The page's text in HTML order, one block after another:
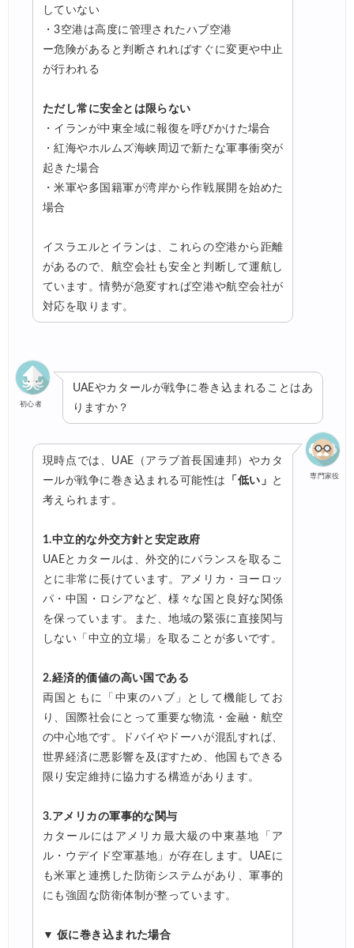
していない
・3空港は高度に管理されたハブ空港
ー危険があると判断されればすぐに変更や中止
が行われる
ただし常に安全とは限らない
・イランが中東全域に報復を呼びかけた場合
・紅海やホルムズ海峡周辺で新たな軍事衝突が
起きた場合
・米軍や多国籍軍が湾岸から作戦展開を始めた
場合
イスラエルとイランは、これらの空港から距離
があるので、航空会社も安全と判断して運航し
ています。情勢が急変すれば空港や航空会社が
対応を取ります。
初心者
UAEやカタールが戦争に巻き込まれることはあ
りますか？
専門家役
現時点では、UAE（アラブ首長国連邦）やカタ
ールが戦争に巻き込まれる可能性は
「低い」 と
考えられます。
1.中立的な外交方針と安定政府
UAEとカタールは、外交的にバランスを取るこ
とに非常に長けています。アメリカ・ヨーロッ
パ・中国・ロシアなど、様々な国と良好な関係
を保っています。また、地域の緊張に直接関与
しない「中立的立場」を取ることが多いです。
2.経済的価値の高い国である
両国ともに「中東のハブ」として機能してお
り、国際社会にとって重要な物流・金融・航空
の中心地です。ドバイやドーハが混乱すれば、
世界経済に悪影響を及ぼすため、他国もできる
限り安定維持に協力する構造があります。
3.アメリカの軍事的な関与
カタールにはアメリカ最大級の中東基地「ア
ル・ウデイド空軍基地」が存在します。UAEに
も米軍と連携した防衛システムがあり、軍事的
にも強固な防衛体制が整っています。
▼ 仮に巻き込まれた場合